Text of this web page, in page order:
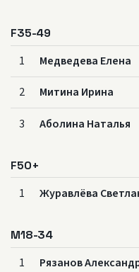
F35-49
1 Медведева Елена
2 Митина Ирина
3 Аболина Наталья
F50+
1 Журавлёва
M18-34
1 Рязанов